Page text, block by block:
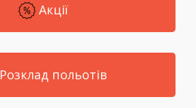
Акції
Розклад польотів